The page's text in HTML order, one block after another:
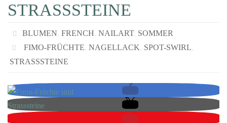
STRASSSTEINE
BLUMEN, FRENCH, NAILART, SOMMER
FIMO-FRÜCHTE, NAGELLACK, SPOT-SWIRL,
STRASSSTEINE